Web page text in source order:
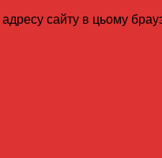
сайту в цьому